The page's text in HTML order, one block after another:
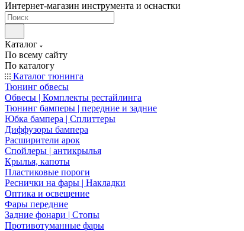
Интернет-магазин инструмента и оснастки
Каталог
По всему сайту
По каталогу
Каталог тюнинга
Тюнинг обвесы
Обвесы | Комплекты рестайлинга
Тюнинг бамперы | передние и задние
Юбка бампера | Сплиттеры
Диффузоры бампера
Расширители арок
Спойлеры | антикрылья
Крылья, капоты
Пластиковые пороги
Реснички на фары | Накладки
Оптика и освещение
Фары передние
Задние фонари | Стопы
Противотуманные фары